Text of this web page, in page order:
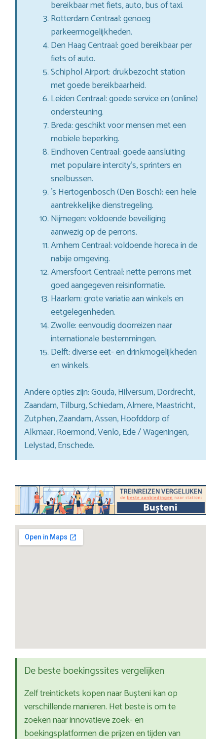
bereikbaar met fiets, auto, bus of taxi.
Rotterdam Centraal: genoeg
parkeermogelijkheden.
Den Haag Centraal: goed bereikbaar per
fiets of auto.
Schiphol Airport: drukbezocht station
met goede bereikbaarheid.
Leiden Centraal: goede service en (online)
ondersteuning.
Breda: geschikt voor mensen met een
mobiele beperking.
Eindhoven Centraal: goede aansluiting
met populaire intercity’s, sprinters en
snelbussen.
’s Hertogenbosch (Den Bosch): een hele
aantrekkelijke dienstregeling.
Nijmegen: voldoende beveiliging
aanwezig op de perrons.
Arnhem Centraal: voldoende horeca in de
nabije omgeving.
Amersfoort Centraal: nette perrons met
goed aangegeven reisinformatie.
Haarlem: grote variatie aan winkels en
eetgelegenheden.
Zwolle: eenvoudig doorreizen naar
internationale bestemmingen.
Delft: diverse eet- en drinkmogelijkheden
en winkels.
Andere opties zijn: Gouda, Hilversum, Dordrecht,
Zaandam, Tilburg, Schiedam, Almere, Maastricht,
Zutphen, Zaandam, Assen, Hoofddorp of
Alkmaar, Roermond, Venlo, Ede / Wageningen,
Lelystad, Enschede.
De beste boekingssites vergelijken
Zelf treintickets kopen naar Bușteni kan op
verschillende manieren. Het beste is om te
zoeken naar innovatieve zoek- en
boekingsplatformen die prijzen en tijden van